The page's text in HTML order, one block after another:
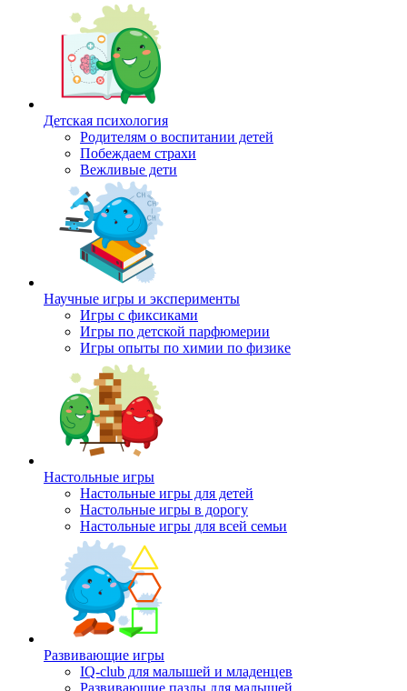
Детская психология
Родителям о воспитании детей
Побеждаем страхи
Вежливые дети
Научные игры и эксперименты
Игры с фиксиками
Игры по детской парфюмерии
Игры опыты по химии по физике
Настольные игры
Настольные игры для детей
Настольные игры в дорогу
Настольные игры для всей семьи
Развивающие игры
IQ-club для малышей и младенцев
Развивающие пазлы для малышей